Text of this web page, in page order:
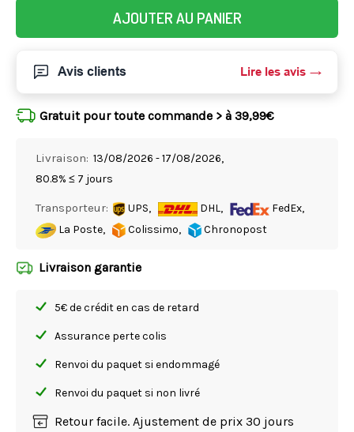
AJOUTER AU PANIER
Avis clients Lire les avis
Gratuit pour toute commande > à 39,99€
Livraison: 13/08/2026 - 17/08/2026,
80.8% ≤ 7 jours
Transporteur: UPS, DHL,
FedEx,
La Poste,
Colissimo, Chronopost
Livraison garantie
5€ de crédit en cas de retard
Assurance perte colis
Renvoi du paquet si endommagé
Renvoi du paquet si non livré
Retour facile. Ajustement de prix 30 jours